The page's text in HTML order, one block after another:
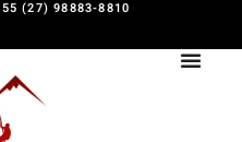
(27) 98883-8810